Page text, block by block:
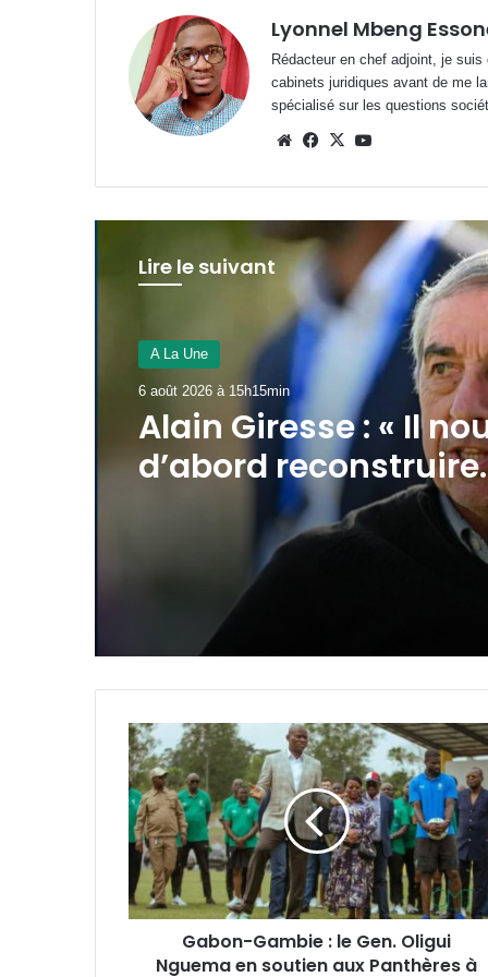
Lyonnel Mbeng
Rédacteur en chef adjoint, je
cabinets juridiques avant de me
spécialisé sur les questions
WebsiteFacebook
X
Lire le suivant
A La Une
6 août 2026 à 15h11min
AAN-GA :
financement au
la 45e session
Gabon-
Gambie
:
le
Gen.
Oligui
Nguema
en
soutien
Panthères
Gabon-Gambie : le Gen. Oligui
Nguema en soutien aux Panthères à